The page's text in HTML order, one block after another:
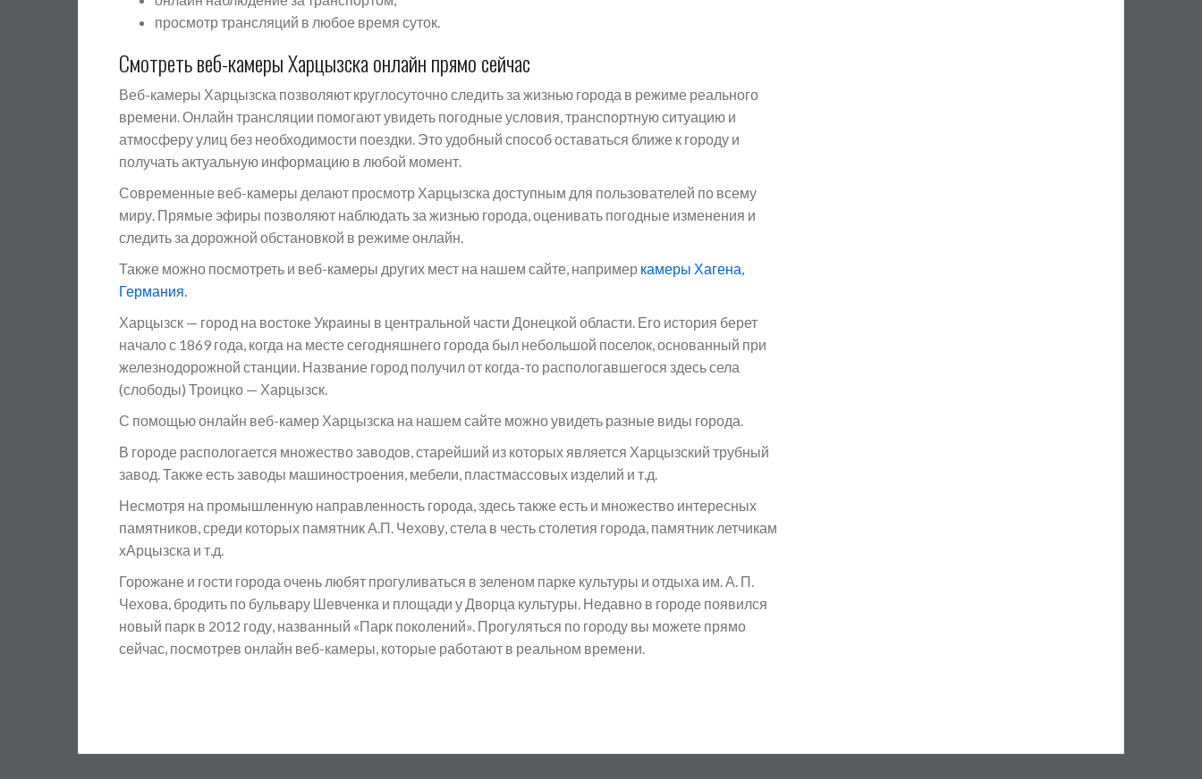
просмотр трансляций в любое время суток.
Смотреть веб-камеры Харцызска онлайн прямо сейчас
Веб-камеры Харцызска позволяют круглосуточно следить за жизнью города в режиме реального
времени. Онлайн трансляции помогают увидеть погодные условия, транспортную ситуацию и
атмосферу улиц без необходимости поездки. Это удобный способ оставаться ближе к городу и
получать актуальную информацию в любой момент.
Современные веб-камеры делают просмотр Харцызска доступным для пользователей по всему
миру. Прямые эфиры позволяют наблюдать за жизнью города, оценивать погодные изменения и
следить за дорожной обстановкой в режиме онлайн.
Также можно посмотреть и веб-камеры других мест на нашем сайте, например камеры Хагена,
Германия.
Харцызск — город на востоке Украины в центральной части Донецкой области. Его история берет
начало с 1869 года, когда на месте сегодняшнего города был небольшой поселок, основанный при
железнодорожной станции. Название город получил от когда-то распологавшегося здесь села
(слободы) Троицко — Харцызск.
С помощью онлайн веб-камер Харцызска на нашем сайте можно увидеть разные виды города.
В городе распологается множество заводов, старейший из которых является Харцызский трубный
завод. Также есть заводы машиностроения, мебели, пластмассовых изделий и т.д.
Несмотря на промышленную направленность города, здесь также есть и множество интересных
памятников, среди которых памятник А.П. Чехову, стела в честь столетия города, памятник летчикам
хАрцызска и т.д.
Горожане и гости города очень любят прогуливаться в зеленом парке культуры и отдыха им. А. П.
Чехова, бродить по бульвару Шевченка и площади у Дворца культуры. Недавно в городе появился
новый парк в 2012 году, названный «Парк поколений». Прогуляться по городу вы можете прямо
сейчас, посмотрев онлайн веб-камеры, которые работают в реальном времени.